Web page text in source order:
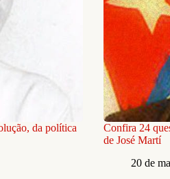
da política
Confira 24
de José Martí
20 de